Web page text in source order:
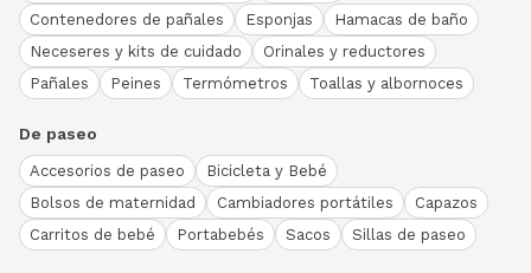
Contenedores de pañales
Esponjas
Hamacas de baño
Neceseres y kits de cuidado
Orinales y reductores
Pañales
Peines Termómetros Toallas y albornoces
De paseo
Accesorios de paseo
Bicicleta y Bebé
Bolsos de maternidad
Cambiadores portátiles
Capazos
Carritos de bebé
Portabebés Sacos Sillas de paseo